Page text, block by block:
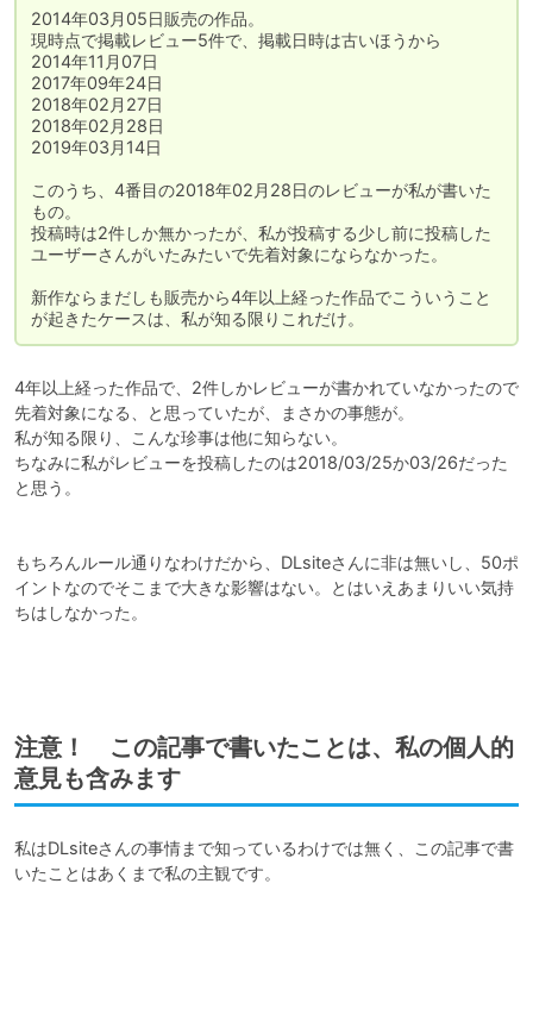
2014年03月05日販売の作品。
現時点で掲載レビュー5件で、掲載日時は古いほうから
2014年11月07日
2017年09年24日
2018年02月27日
2018年02月28日
2019年03月14日
このうち、4番目の2018年02月28日のレビューが私が書いた
もの。
投稿時は2件しか無かったが、私が投稿する少し前に投稿した
ユーザーさんがいたみたいで先着対象にならなかった。
新作ならまだしも販売から4年以上経った作品でこういうこと
が起きたケースは、私が知る限りこれだけ。
4年以上経った作品で、2件しかレビューが書かれていなかったので
先着対象になる、と思っていたが、まさかの事態が。
私が知る限り、こんな珍事は他に知らない。
ちなみに私がレビューを投稿したのは2018/03/25か03/26だった
と思う。
もちろんルール通りなわけだから、DLsiteさんに非は無いし、50ポ
イントなのでそこまで大きな影響はない。とはいえあまりいい気持
ちはしなかった。
注意！ この記事で書いたことは、私の個人的
意見も含みます
私はDLsiteさんの事情まで知っているわけでは無く、この記事で書
いたことはあくまで私の主観です。